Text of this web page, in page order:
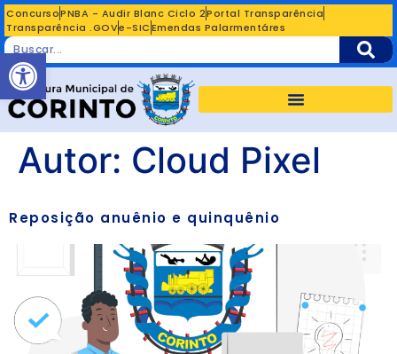
ConcursoPNBA - Audir Blanc Ciclo 2Portal Transparência
Transparência .GOVe-SICEmendas Palarmentáres
Autor: Cloud Pixel
Reposição anuênio e quinquênio
Abrir a barra de ferramentas